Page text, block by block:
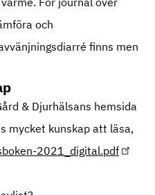
och
finns men
& Djurhälsans hemsida
mycket kunskap att läsa,
2021_digital.pdf